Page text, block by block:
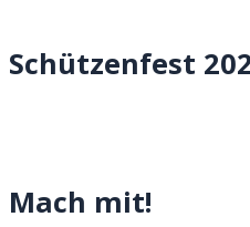
Schützenfest
Mach mit!